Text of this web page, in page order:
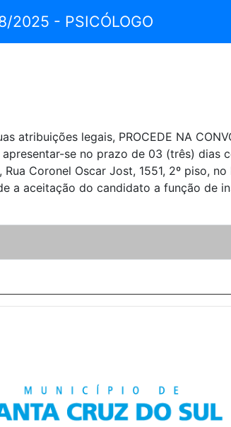
2025 - PSICÓLOGO
atribuições legais, PROCEDE NA
se no prazo de 03 (três) dias
Coronel Oscar Jost, 1551, 2º piso,
a aceitação do candidato a função de